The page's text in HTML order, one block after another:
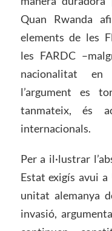
Quan Rwanda
elements de les
les FARDC
nacionalitat
l’argument es
tanmateix, és
internacionals.
Per a il·lustrar
Estat exigís avui
unitat alemanya
invasió,